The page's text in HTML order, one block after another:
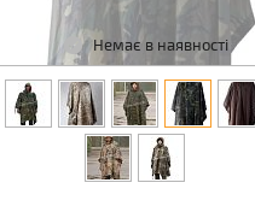
Немає в наявності